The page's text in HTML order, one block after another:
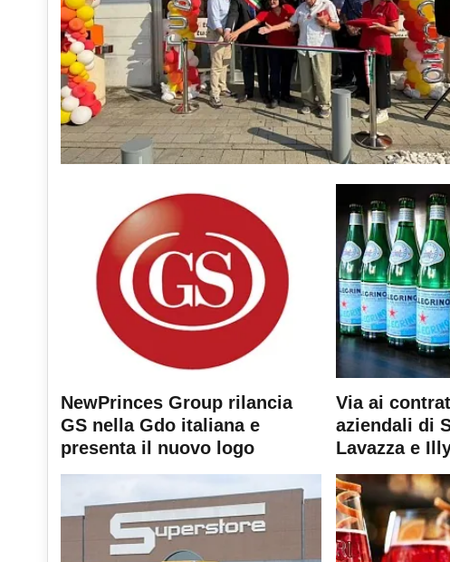
NewPrinces Group rilancia
GS nella Gdo italiana e
presenta il nuovo logo
Via ai
aziendali di
Lavazza e